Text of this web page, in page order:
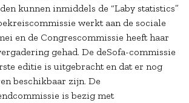
kunnen inmiddels de “Laby statistics”
werkt aan de sociale
en de Congrescommissie heeft haar
gehad. De deSofa-commissie
editie is uitgebracht en dat er nog
beschikbaar zijn. De
is bezig met